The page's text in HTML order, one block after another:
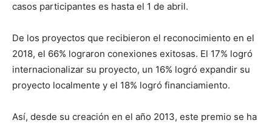
casos participantes es hasta el 1 de abril.
De los proyectos que recibieron el reconocimiento en el
2018, el 66% lograron conexiones exitosas. El 17% logró
internacionalizar su proyecto, un 16% logró expandir su
proyecto localmente y el 18% logró financiamiento.
Así, desde su creación en el año 2013, este premio se ha